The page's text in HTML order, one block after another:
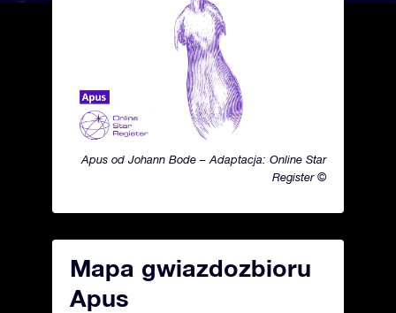
Apus od Johann Bode – Adaptacja: Online Star
Register ©
Mapa gwiazdozbioru
Apus